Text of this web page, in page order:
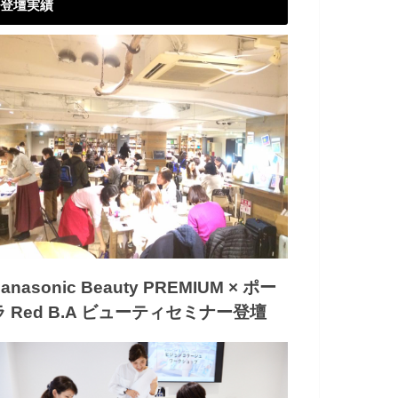
登壇実績
Beauty PREMIUM × ポー
Red B.A ビューティセミナー登壇